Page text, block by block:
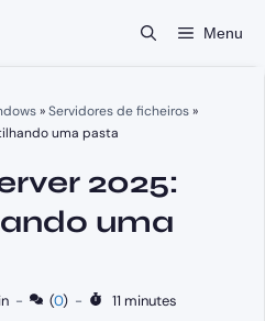
Menu
»Servidores de ficheiros»
uma pasta
2025:
uma
- (0) - 11 minutes